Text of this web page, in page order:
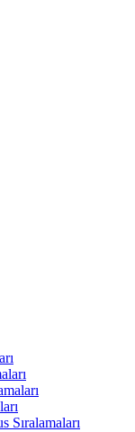
Sıralamaları